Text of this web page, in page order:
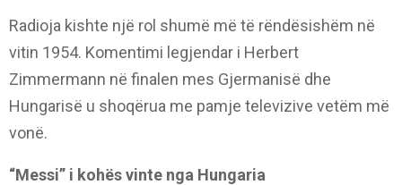
Radioja kishte një rol shumë më të rëndësishëm në
vitin 1954. Komentimi legjendar i Herbert
Zimmermann në finalen mes Gjermanisë dhe
Hungarisë u shoqërua me pamje televizive vetëm më
vonë.
“Messi” i kohës vinte nga Hungaria